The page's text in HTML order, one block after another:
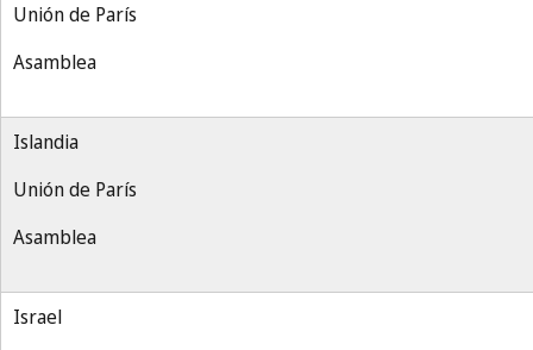
Unión de París
Asamblea
Islandia
Unión de París
Asamblea
Israel